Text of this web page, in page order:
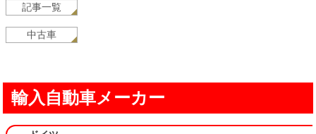
記事一覧
中古車
輸入自動車メーカー